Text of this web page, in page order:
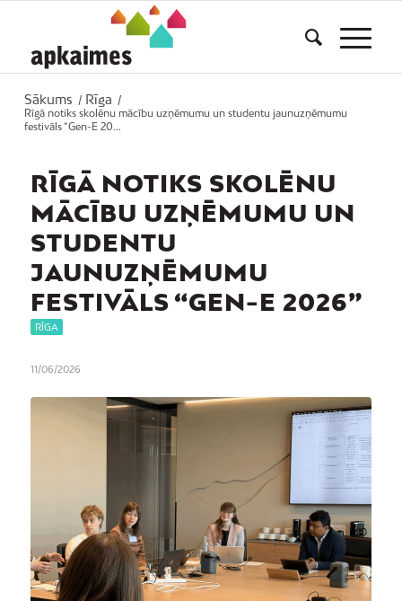
Sākums / Rīga
/
Rīgā notiks skolēnu mācību uzņēmumu un studentu jaunuzņēmumu
festivāls “Gen-E 20...
RĪGĀ NOTIKS SKOLĒNU
MĀCĪBU UZŅĒMUMU UN
STUDENTU
JAUNUZŅĒMUMU
FESTIVĀLS “GEN-E 2026”
RĪGA
11/06/2026